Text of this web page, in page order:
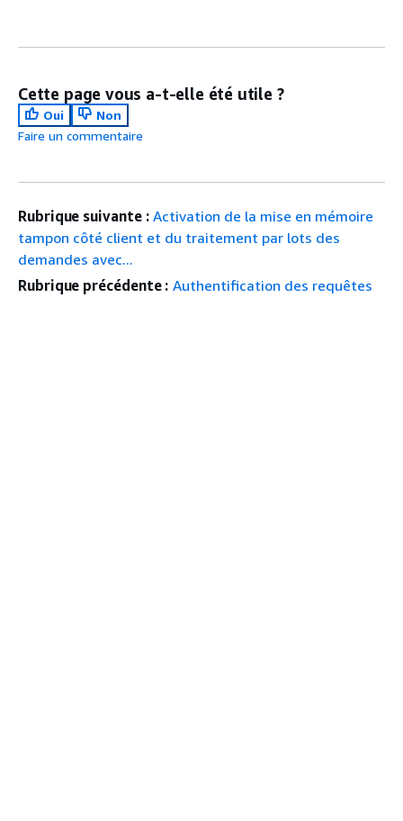
Cette page vous a-t-elle été utile ?
Oui
Non
Faire un commentaire
Rubrique suivante : Activation de la mise en mémoire
tampon côté client et du traitement par lots des
demandes avec...
Rubrique précédente : Authentification des requêtes